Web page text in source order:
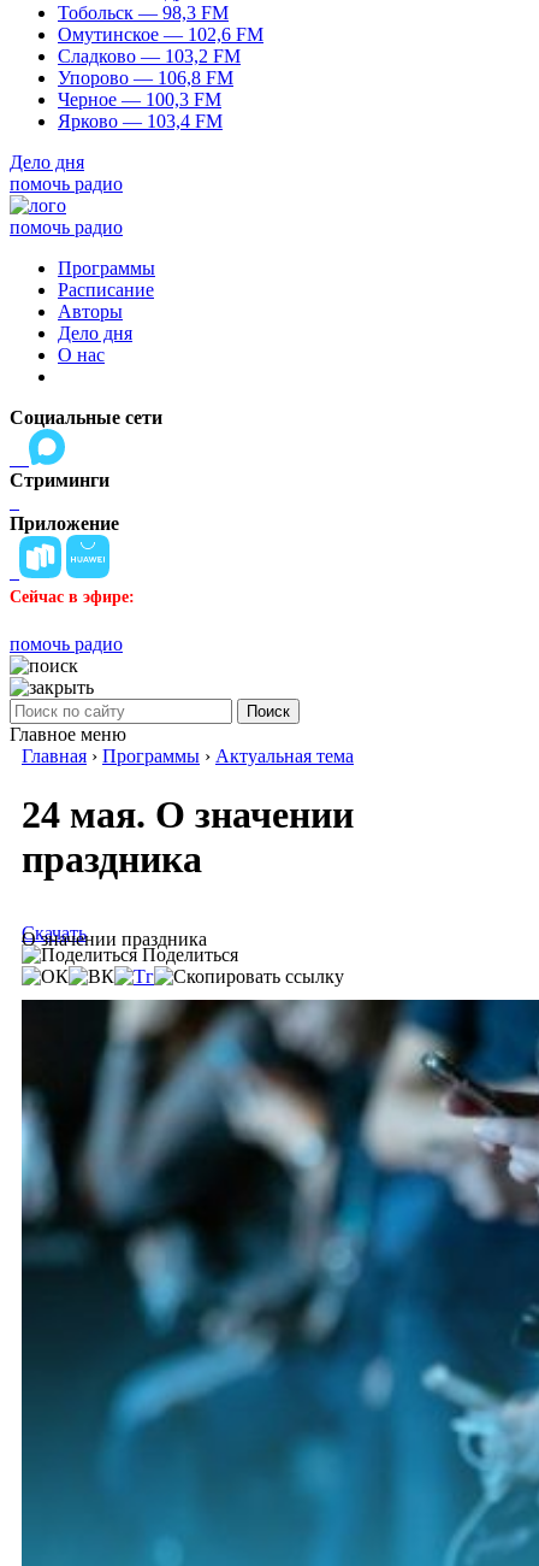
Тобольск — 98,3 FM
Омутинское — 102,6 FM
Сладково — 103,2 FM
Упорово — 106,8 FM
Черное — 100,3 FM
Ярково — 103,4 FM
Дело дня
помочь радио
помочь радио
Программы
Расписание
Авторы
Дело дня
О нас
Социальные сети
Стриминги
Приложение
Сейчас в эфире:
помочь радио
Поиск
Главное меню
Главная › Программы › Актуальная тема
24 мая. О значении
праздника
О значении праздника
Скачать
Поделиться